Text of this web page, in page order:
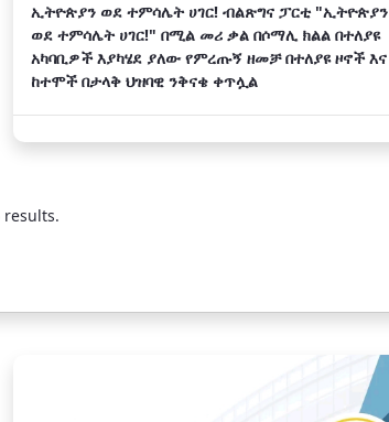
ኢትዮጵያን ወደ ተምሳሌት ሀገር! ብልጽግና ፓርቲ "ኢትዮጵያን
ወደ ተምሳሌት ሀገር!" በሚል መሪ ቃል በሶማሊ ክልል በተለያዩ
አካባቢዎች እያካሄደ ያለው የምረጡኝ ዘመቻ በተለያዩ ዞኖች እና
ከተሞች በታላቅ ህዝባዊ ንቅናቄ ቀጥሏል
results.